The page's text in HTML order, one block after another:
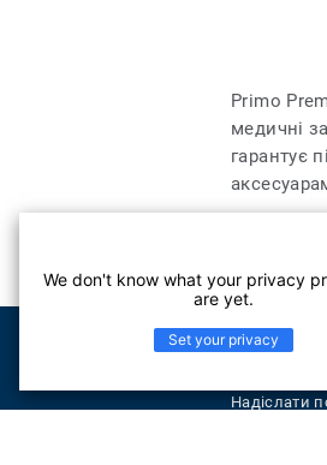
Primo
медичні
гарантує
Надіслати
We don't know what your privacy
are yet.
Set your privacy